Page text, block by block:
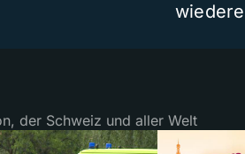
der Schweiz und aller Welt